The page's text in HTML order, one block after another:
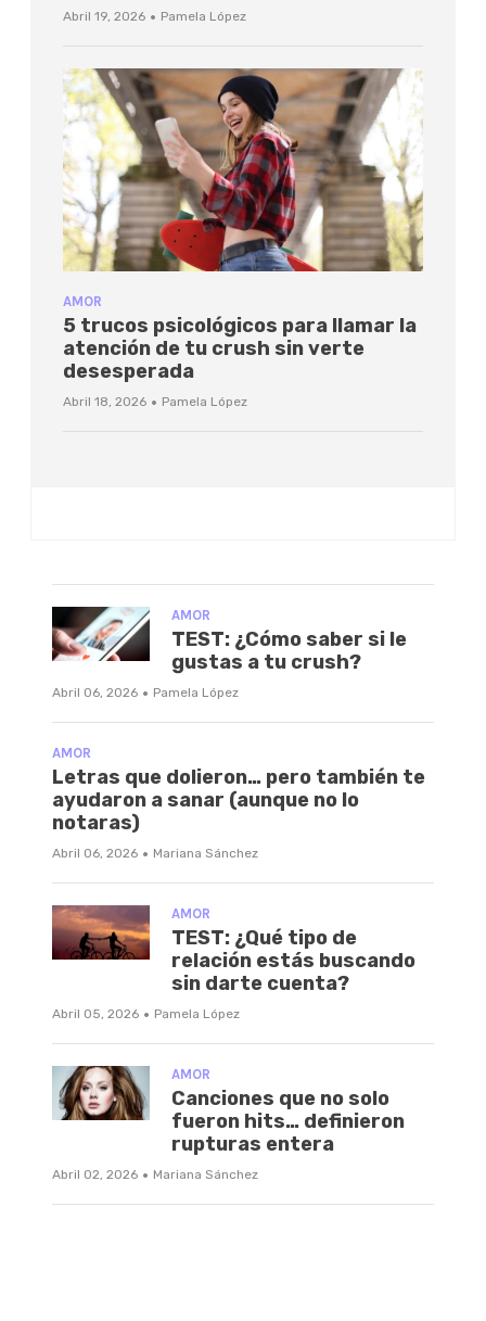
Abril 19, 2026 · Pamela López
AMOR
5 trucos psicológicos para llamar la
atención de tu crush sin verte
desesperada
Abril 18, 2026 · Pamela López
AMOR
TEST: ¿Cómo saber si le
gustas a tu crush?
Abril 06, 2026 · Pamela López
AMOR
Letras que dolieron… pero también te
ayudaron a sanar (aunque no lo
notaras)
Abril 06, 2026 · Mariana Sánchez
AMOR
TEST: ¿Qué tipo de
relación estás buscando
sin darte cuenta?
Abril 05, 2026 · Pamela López
AMOR
Canciones que no solo
fueron hits… definieron
rupturas entera
Abril 02, 2026 · Mariana Sánchez